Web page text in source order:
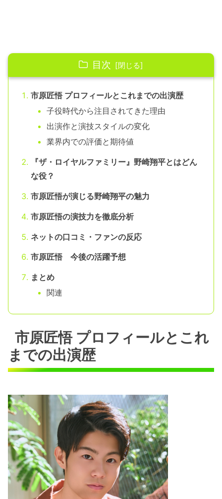
目次
市原匠悟 プロフィールとこれまでの出演歴
子役時代から注目されてきた理由
出演作と演技スタイルの変化
業界内での評価と期待値
『ザ・ロイヤルファミリー』野崎翔平とはどん
な役？
市原匠悟が演じる野崎翔平の魅力
市原匠悟の演技力を徹底分析
ネットの口コミ・ファンの反応
市原匠悟 今後の活躍予想
まとめ
関連
市原匠悟 プロフィールとこれ
までの出演歴